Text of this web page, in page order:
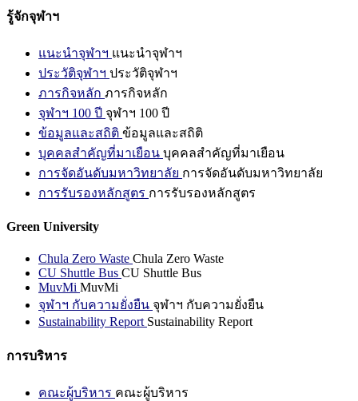
รู้จักจุฬาฯ
แนะนำจุฬาฯ แนะนำจุฬาฯ
ประวัติจุฬาฯ ประวัติจุฬาฯ
ภารกิจหลัก ภารกิจหลัก
จุฬาฯ 100 ปี จุฬาฯ 100 ปี
ข้อมูลและสถิติ ข้อมูลและสถิติ
บุคคลสำคัญที่มาเยือน บุคคลสำคัญที่มาเยือน
การจัดอันดับมหาวิทยาลัย การจัดอันดับมหาวิทยาลัย
การรับรองหลักสูตร การรับรองหลักสูตร
Green University
Chula Zero Waste Chula Zero Waste
CU Shuttle Bus CU Shuttle Bus
MuvMi MuvMi
จุฬาฯ กับความยั่งยืน จุฬาฯ กับความยั่งยืน
Sustainability Report Sustainability Report
การบริหาร
คณะผู้บริหาร คณะผู้บริหาร